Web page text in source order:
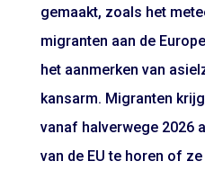
gemaakt, zoals het
migranten aan de
het aanmerken van
kansarm. Migranten
vanaf halverwege 2026
van de EU te horen of